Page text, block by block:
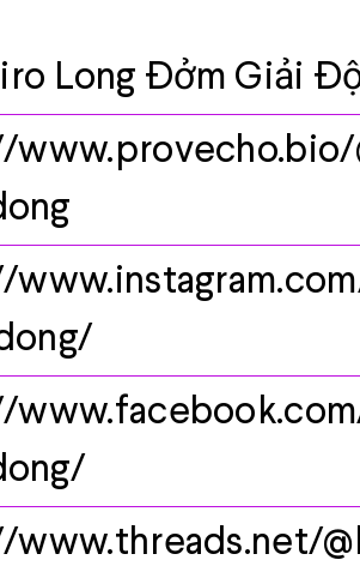
Long Đởm Giải
www.provecho.bio/
www.threads.net/